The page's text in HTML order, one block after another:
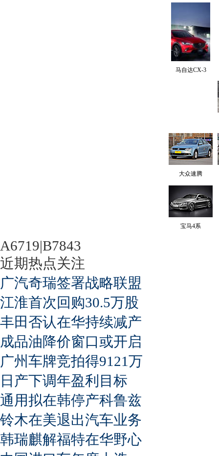
马自达CX-3
大众速腾
宝马4系
A6719|B7843
近期热点关注
广汽奇瑞签署战略联盟
江淮首次回购30.5万股
丰田否认在华持续减产
成品油降价窗口或开启
广州车牌竞拍得9121万
日产下调年盈利目标
通用拟在韩停产科鲁兹
铃木在美退出汽车业务
韩瑞麒解福特在华野心